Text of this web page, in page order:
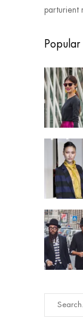
parturient